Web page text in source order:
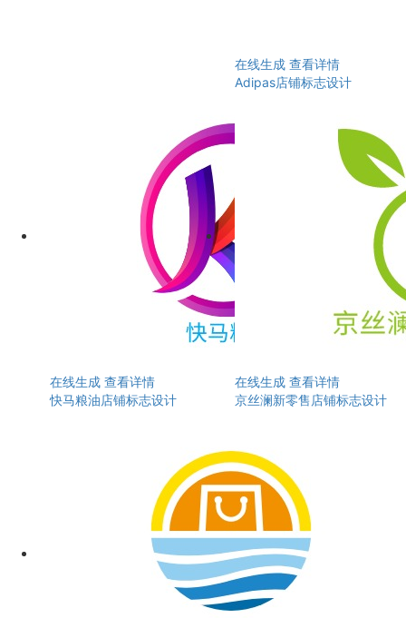
在线生成 查看详情
Adipas店铺标志设计
在线生成 查看详情
快马粮油店铺标志设计
在线生成 查看详情
京丝澜新零售店铺标志设计